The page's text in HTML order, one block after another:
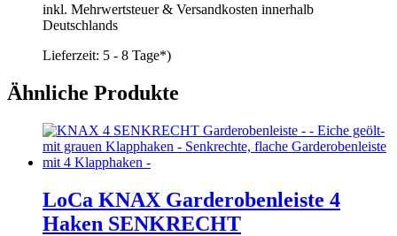
inkl. Mehrwertsteuer & Versandkosten innerhalb
Deutschlands
Lieferzeit: 5 - 8 Tage*)
Ähnliche Produkte
LoCa KNAX Garderobenleiste 4
Haken SENKRECHT